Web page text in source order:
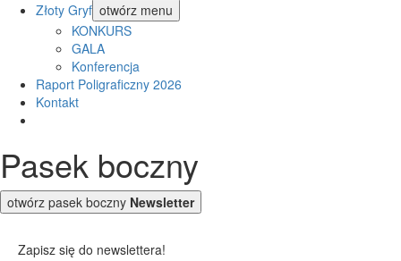
Złoty Gryf otwórz menu
KONKURS
GALA
Konferencja
Raport Poligraficzny 2026
Kontakt
Pasek boczny
otwórz pasek boczny Newsletter
Zapisz się do newslettera!